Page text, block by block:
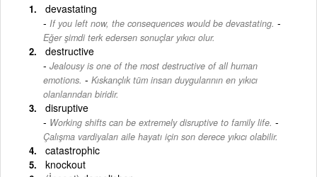
devastating
If you left now, the consequences would be devastating. -
Eğer şimdi terk edersen sonuçlar yıkıcı olur.
destructive
Jealousy is one of the most destructive of all human
emotions. - Kıskançlık tüm insan duygularının en yıkıcı
olanlarından biridir.
disruptive
Working shifts can be extremely disruptive to family life. -
Çalışma vardiyaları aile hayatı için son derece yıkıcı olabilir.
catastrophic
knockout